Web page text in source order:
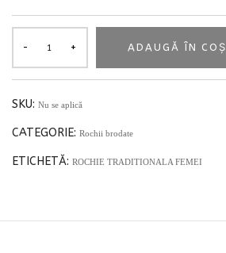
ADAUGĂ ÎN COȘ
SKU: Nu se aplică
CATEGORIE: Rochii brodate
ETICHETĂ: ROCHIE TRADITIONALA FEMEI